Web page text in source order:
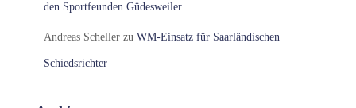
den Sportfeunden Güdesweiler
Andreas Scheller zu WM-Einsatz für Saarländischen
Schiedsrichter